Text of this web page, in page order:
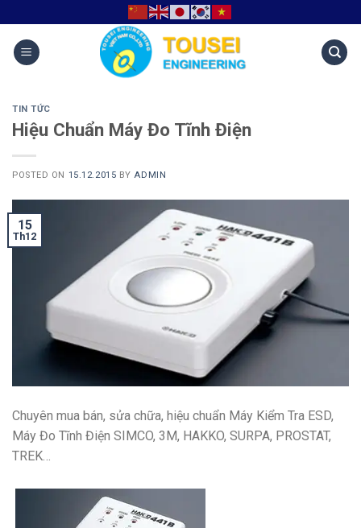
TIN TỨC
Hiệu Chuẩn Máy Đo Tĩnh Điện
POSTED ON 15.12.2015 BY ADMIN
15
Th12
Chuyên mua bán, sửa chữa, hiệu chuẩn Máy Kiểm Tra ESD,
Máy Đo Tĩnh Điện SIMCO, 3M, HAKKO, SURPA, PROSTAT,
TREK…